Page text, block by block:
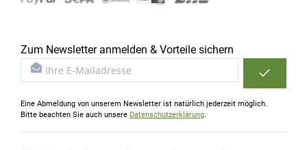
Zum Newsletter anmelden & Vorteile sichern
Eine Abmeldung von unserem Newsletter ist natürlich jederzeit möglich.
Bitte beachten Sie auch unsere Datenschutzerklärung.